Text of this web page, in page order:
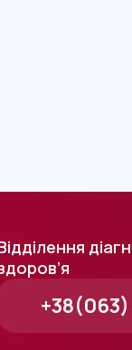
+38(063)